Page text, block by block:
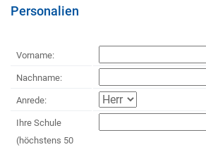
Personalien
Vorname:
Nachname:
Anrede:
Ihre Schule
(höchstens 50